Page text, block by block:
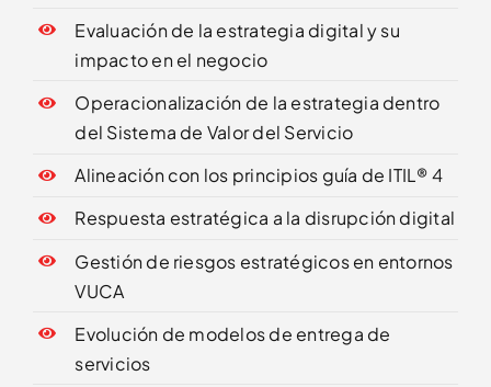
Evaluación de la estrategia digital y su
impacto en el negocio
Operacionalización de la estrategia dentro
del Sistema de Valor del Servicio
Alineación con los principios guía de ITIL® 4
Respuesta estratégica a la disrupción digital
Gestión de riesgos estratégicos en entornos
VUCA
Evolución de modelos de entrega de
servicios